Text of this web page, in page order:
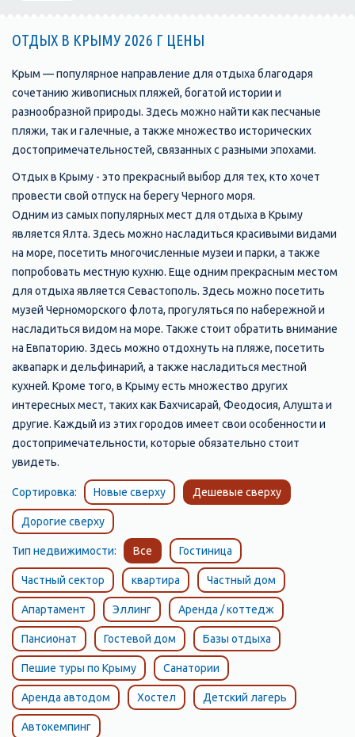
ОТДЫХ В КРЫМУ 2026 Г ЦЕНЫ
Крым — популярное направление для отдыха благодаря
сочетанию живописных пляжей, богатой истории и
разнообразной природы. Здесь можно найти как песчаные
пляжи, так и галечные, а также множество исторических
достопримечательностей, связанных с разными эпохами.
Отдых в Крыму - это прекрасный выбор для тех, кто хочет
провести свой отпуск на берегу Черного моря.
Одним из самых популярных мест для отдыха в Крыму
является Ялта. Здесь можно насладиться красивыми видами
на море, посетить многочисленные музеи и парки, а также
попробовать местную кухню. Еще одним прекрасным местом
для отдыха является Севастополь. Здесь можно посетить
музей Черноморского флота, прогуляться по набережной и
насладиться видом на море. Также стоит обратить внимание
на Евпаторию. Здесь можно отдохнуть на пляже, посетить
аквапарк и дельфинарий, а также насладиться местной
кухней. Кроме того, в Крыму есть множество других
интересных мест, таких как Бахчисарай, Феодосия, Алушта и
другие. Каждый из этих городов имеет свои особенности и
достопримечательности, которые обязательно стоит
увидеть.
Сортировка: Новые сверху Дешевые сверху
Дорогие сверху
Тип недвижимости: Все Гостиница
Частный сектор квартира Частный дом
Апартамент Эллинг Аренда / коттедж
Пансионат Гостевой дом Базы отдыха
Пешие туры по Крыму Санатории
Аренда автодом Хостел Детский лагерь
Автокемпинг